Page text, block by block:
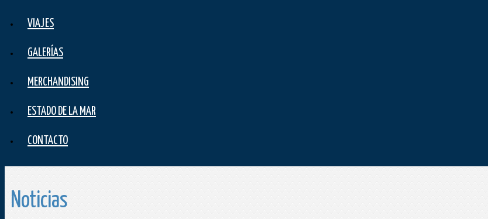
VIAJES
GALERÍAS
MERCHANDISING
ESTADO DE LA MAR
CONTACTO
Noticias